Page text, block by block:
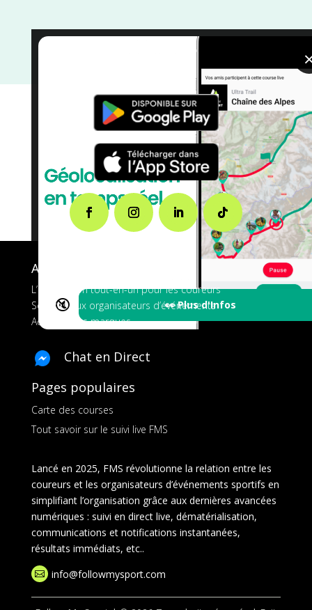
🔇 👀 Plus d'Infos
Course à Pied
A propos de FMS
L’application tout-en-un pour les coureurs
Services aux organisateurs d’événements
Ads pour les marques
Chat en Direct
Pages populaires
Carte des courses
Tout savoir sur le suivi live FMS
Lancé en 2025, FMS révolutionne la relation entre les
coureurs et les organisateurs d’événements sportifs en
simplifiant l’organisation grâce aux dernières avancées
numériques : suivi en direct live, dématérialisation,
communications et notifications instantanées,
résultats immédiats, etc..
 info@followmysport.com